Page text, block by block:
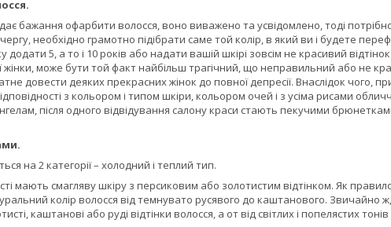
бажання офарбити волосся, воно виважено та усвідомлено, тоді
необхідно грамотно підібрати саме той колір, в який ви і будете
5, а то і 10 років або надати вашій шкірі зовсім не красивий
може бути той факт найбільш трагічний, що неправильний або не
довести деяких прекрасних жінок до повної депресії. Внаслідок чого,
з кольором і типом шкіри, кольором очей і з усіма рисами
після одного відвідування салону краси стають пекучими
на 2 категорії – холодний і теплий тип.
мають смагляву шкіру з персиковим або золотистим відтінком. Як
колір волосся від темнувато русявого до каштанового. Звичайно
каштанові або руді відтінки волосся, а от від світлих і попелястих